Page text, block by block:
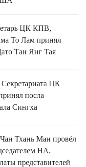
ЦК КПВ,
То Лам принял
Тан Янг Тая
ЦК
посла
Сингха
Тхань Ман провёл
НА,
представителей